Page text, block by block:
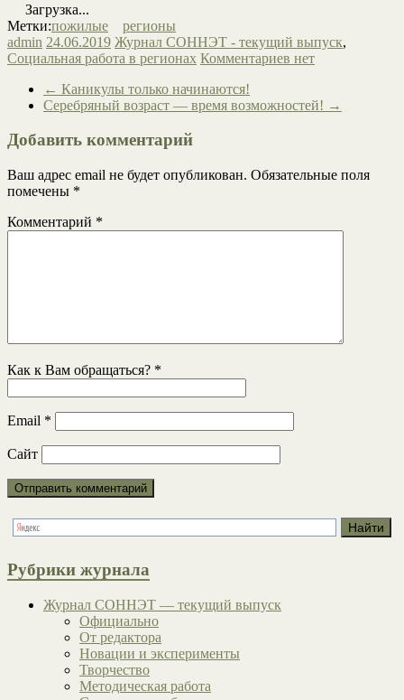
Загрузка...
Метки:пожилые
регионы
admin 24.06.2019 Журнал СОННЭТ - текущий выпуск,
Социальная работа в регионах Комментариев нет
← Каникулы только начинаются!
Серебряный возраст — время возможностей! →
Добавить комментарий
Ваш адрес email не будет опубликован. Обязательные поля
помечены *
Комментарий *
Как к Вам обращаться? *
Email *
Сайт
Рубрики журнала
Журнал СОННЭТ — текущий выпуск
Официально
От редактора
Новации и эксперименты
Творчество
Методическая работа